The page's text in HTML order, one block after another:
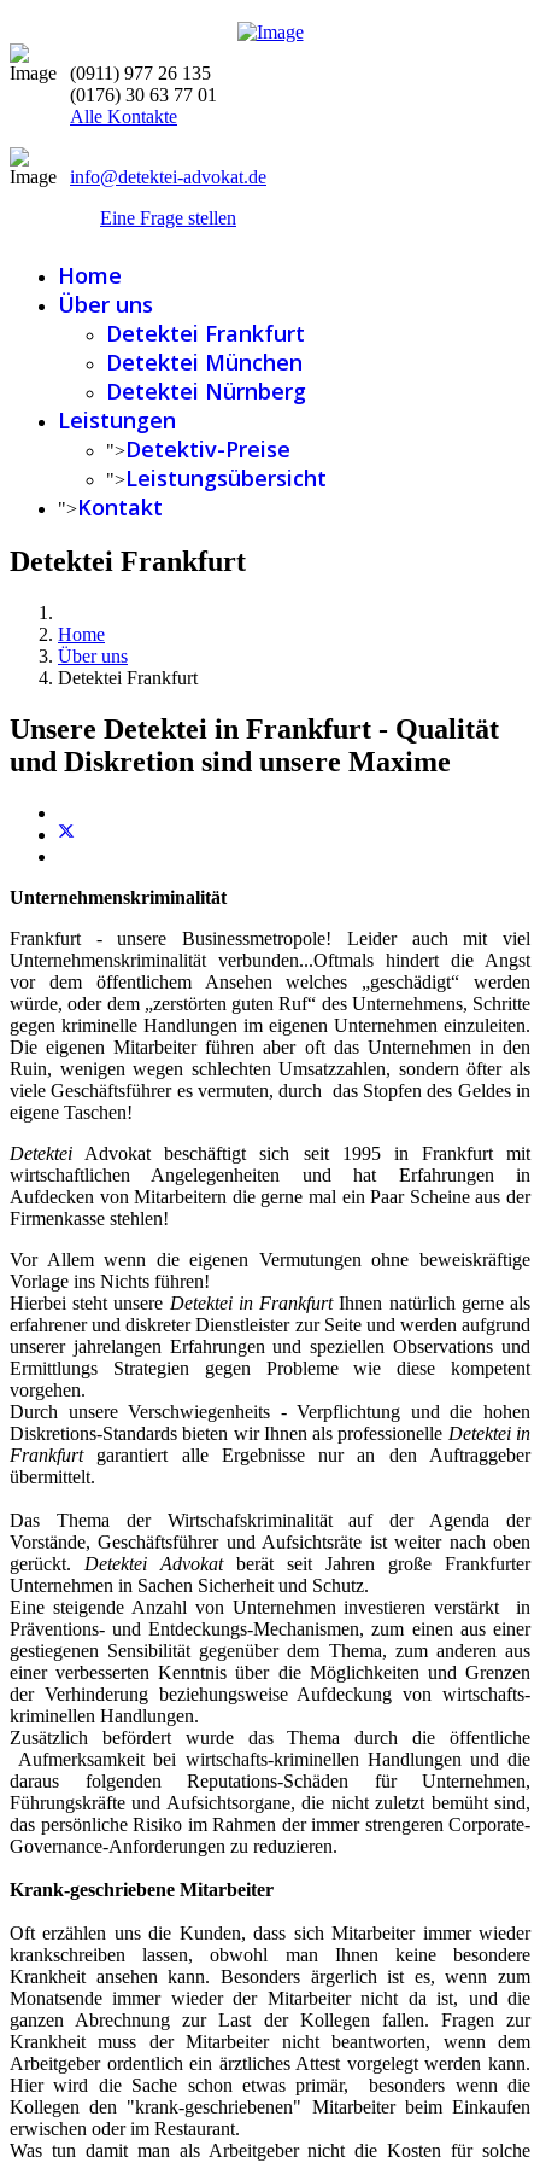
(0911) 977 26 135
(0176) 30 63 77 01
Alle Kontakte
info@detektei-advokat.de
Eine Frage stellen
Home
Über uns
Detektei Frankfurt
Detektei München
Detektei Nürnberg
Leistungen
">Detektiv-Preise
">Leistungsübersicht
">Kontakt
Detektei Frankfurt
Home
Über uns
Detektei Frankfurt
Unsere Detektei in Frankfurt - Qualität
und Diskretion sind unsere Maxime
Unternehmenskriminalität
Frankfurt - unsere Businessmetropole! Leider auch mit viel
Unternehmenskriminalität verbunden...Oftmals hindert die Angst
vor dem öffentlichem Ansehen welches „geschädigt“ werden
würde, oder dem „zerstörten guten Ruf“ des Unternehmens, Schritte
gegen kriminelle Handlungen im eigenen Unternehmen einzuleiten.
Die eigenen Mitarbeiter führen aber oft das Unternehmen in den
Ruin, wenigen wegen schlechten Umsatzzahlen, sondern öfter als
viele Geschäftsführer es vermuten, durch das Stopfen des Geldes in
eigene Taschen!
Detektei Advokat beschäftigt sich seit 1995 in Frankfurt mit
wirtschaftlichen Angelegenheiten und hat Erfahrungen in
Aufdecken von Mitarbeitern die gerne mal ein Paar Scheine aus der
Firmenkasse stehlen!
Vor Allem wenn die eigenen Vermutungen ohne beweiskräftige
Vorlage ins Nichts führen!
Hierbei steht unsere Detektei in FrankfurtIhnen natürlich gerne als
erfahrener und diskreter Dienstleister zur Seite und werden aufgrund
unserer jahrelangen Erfahrungen und speziellen Observations und
Ermittlungs Strategien gegen Probleme wie diese kompetent
vorgehen.
Durch unsere Verschwiegenheits - Verpflichtung und die hohen
Diskretions-Standards bieten wir Ihnen als professionelle Detektei in
Frankfurtgarantiert alle Ergebnisse nur an den Auftraggeber
übermittelt.
Das Thema der Wirtschafskriminalität auf der Agenda der
Vorstände, Geschäftsführer und Aufsichtsräte ist weiter nach oben
gerückt. Detektei Advokatberät seit Jahren große Frankfurter
Unternehmen in Sachen Sicherheit und Schutz.
Eine steigende Anzahl von Unternehmen investieren verstärkt in
Präventions- und Entdeckungs-Mechanismen, zum einen aus einer
gestiegenen Sensibilität gegenüber dem Thema, zum anderen aus
einer verbesserten Kenntnis über die Möglichkeiten und Grenzen
der Verhinderung beziehungsweise Aufdeckung von wirtschafts-
kriminellen Handlungen.
Zusätzlich befördert wurde das Thema durch die öffentliche
Aufmerksamkeit bei wirtschafts-kriminellen Handlungen und die
daraus folgenden Reputations-Schäden für Unternehmen,
Führungskräfte und Aufsichtsorgane, die nicht zuletzt bemüht sind,
das persönliche Risiko im Rahmen der immer strengeren Corporate-
Governance-Anforderungen zu reduzieren.
Krank-geschriebene Mitarbeiter
Oft erzählen uns die Kunden, dass sich Mitarbeiter immer wieder
krankschreiben lassen, obwohl man Ihnen keine besondere
Krankheit ansehen kann. Besonders ärgerlich ist es, wenn zum
Monatsende immer wieder der Mitarbeiter nicht da ist, und die
ganzen Abrechnung zur Last der Kollegen fallen. Fragen zur
Krankheit muss der Mitarbeiter nicht beantworten, wenn dem
Arbeitgeber ordentlich ein ärztliches Attest vorgelegt werden kann.
Hier wird die Sache schon etwas primär, besonders wenn die
Kollegen den "krank-geschriebenen" Mitarbeiter beim Einkaufen
erwischen oder im Restaurant.
Was tun damit man als Arbeitgeber nicht die Kosten für solche